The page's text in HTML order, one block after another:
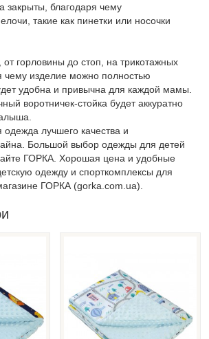
закрыты, благодаря чему
такие как пинетки или носочки
от горловины до стоп, на трикотажных
чему изделие можно полностью
удобна и привычна для каждой мамы.
воротничек-стойка будет аккуратно
одежда лучшего качества и
Большой выбор одежды для детей
ГОРКА. Хорошая цена и удобные
одежду и спорткомплексы для
ГОРКА (gorka.com.ua).